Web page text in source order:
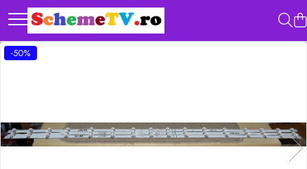
Toate Produsele
Revista Service TV
Module TCON
-50%